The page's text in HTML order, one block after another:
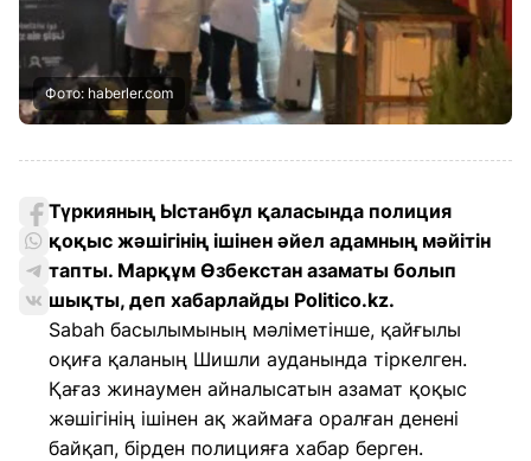
Фото: haberler.com
Түркияның Ыстанбұл қаласында полиция
қоқыс жәшігінің ішінен әйел адамның мәйітін
тапты. Марқұм Өзбекстан азаматы болып
шықты, деп хабарлайды Politico.kz.
Sabah басылымының мәліметінше, қайғылы
оқиға қаланың Шишли ауданында тіркелген.
Қағаз жинаумен айналысатын азамат қоқыс
жәшігінің ішінен ақ жаймаға оралған денені
байқап, бірден полицияға хабар берген.